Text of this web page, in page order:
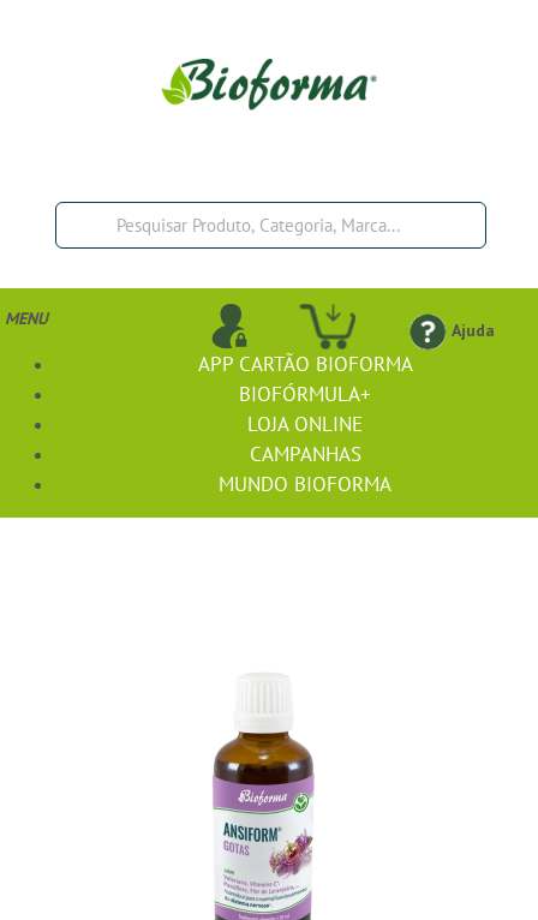
Ajuda
MENU
APP CARTÃO BIOFORMA
BIOFÓRMULA+
LOJA ONLINE
CAMPANHAS
MUNDO BIOFORMA